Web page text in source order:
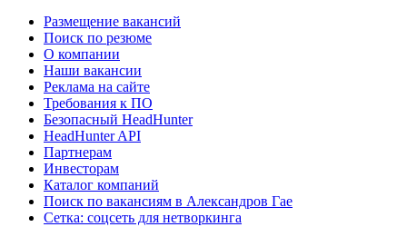
Размещение вакансий
Поиск по резюме
О компании
Наши вакансии
Реклама на сайте
Требования к ПО
Безопасный HeadHunter
HeadHunter API
Партнерам
Инвесторам
Каталог компаний
Поиск по вакансиям в Александров Гае
Сетка: соцсеть для нетворкинга